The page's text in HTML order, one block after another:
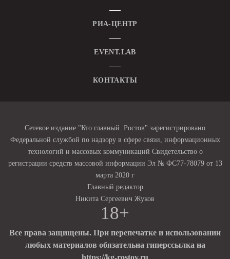
РИА-ЦЕНТР
EVENT.LAB
КОНТАКТЫ
Сетевое издание "Кто главный. Ростов" зарегистрировано
Федеральной службой по надзору в сфере связи, информационных
технологий и массовых коммуникаций Свидетельство о
регистрации средств массовой информации Эл № ФС77-78079 от 13
марта 2020 г
Главный редактор
Никита Сергеевич Жуков
18+
Все права защищены. При перепечатке и использовании
любых материалов обязательна гиперссылка на
https://kg-rostov.ru